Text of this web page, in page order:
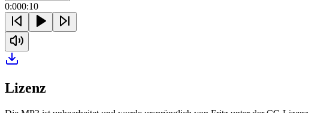
0:000:10
Lizenz